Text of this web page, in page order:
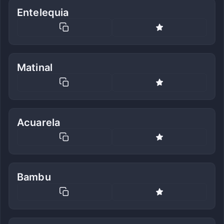
Entelequia
Matinal
Acuarela
Bambu